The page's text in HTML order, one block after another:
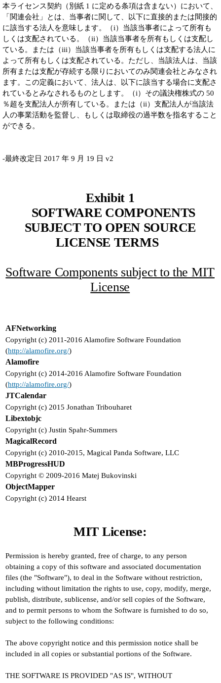
本ライセンス契約（別紙 1 に定める条項は含まない）において、
「関連会社」とは、当事者に関して、以下に直接的または間接的
に該当する法人を意味します。（i）当該当事者によって所有も
しくは支配されている。（ii）当該当事者を所有もしくは支配し
ている。または（iii）当該当事者を所有もしくは支配する法人に
よって所有もしくは支配されている。ただし、当該法人は、当該
所有または支配が存続する限りにおいてのみ関連会社とみなされ
ます。この定義において、法人は、以下に該当する場合に支配さ
れているとみなされるものとします。（i）その議決権株式の 50
％超を支配法人が所有している。または（ii）支配法人が当該法
人の事業活動を監督し、もしくは取締役の過半数を指名すること
ができる。
-最終改定日 2017 年 9 月 19 日 v2
Exhibit 1
SOFTWARE COMPONENTS
SUBJECT TO OPEN SOURCE
LICENSE TERMS
Software Components subject to the MIT
License
AFNetworking
Copyright (c) 2011-2016 Alamofire Software Foundation
(http://alamofire.org/)
Alamofire
Copyright (c) 2014-2016 Alamofire Software Foundation
(http://alamofire.org/)
JTCalendar
Copyright (c) 2015 Jonathan Tribouharet
Libextobjc
Copyright (c) Justin Spahr-Summers
MagicalRecord
Copyright (c) 2010-2015, Magical Panda Software, LLC
MBProgressHUD
Copyright © 2009-2016 Matej Bukovinski
ObjectMapper
Copyright (c) 2014 Hearst
MIT License:
Permission is hereby granted, free of charge, to any person
obtaining a copy of this software and associated documentation
files (the "Software"), to deal in the Software without restriction,
including without limitation the rights to use, copy, modify, merge,
publish, distribute, sublicense, and/or sell copies of the Software,
and to permit persons to whom the Software is furnished to do so,
subject to the following conditions:
The above copyright notice and this permission notice shall be
included in all copies or substantial portions of the Software.
THE SOFTWARE IS PROVIDED "AS IS", WITHOUT